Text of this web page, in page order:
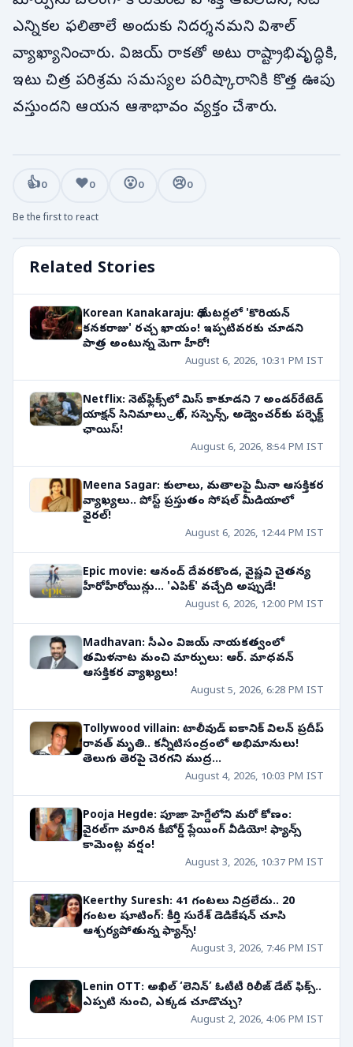
ఎన్నికల ఫలితాలే అందుకు నిదర్శనమని విశాల్
వ్యాఖ్యానించారు. విజయ్ రాకతో అటు రాష్ట్రాభివృద్ధికి,
ఇటు చిత్ర పరిశ్రమ సమస్యల పరిష్కారానికి కొత్త ఊపు
వస్తుందని ఆయన ఆశాభావం వ్యక్తం చేశారు.
Related Stories
Korean Kanakaraju: థియేటర్లలో 'కొరియన్
కనకరాజు' రచ్చ ఖాయం! ఇప్పటివరకు చూడని
పాత్ర అంటున్న మెగా హీరో!
August 6, 2026, 10:31 PM IST
Netflix: నెట్‌ఫ్లిక్స్‌లో మిస్ కాకూడని 7 అండర్‌రేటెడ్
యాక్షన్ సినిమాలు.. థ్రిల్, సస్పెన్స్, అడ్వెంచర్‌కు పర్ఫెక్ట్
ఛాయిస్!
August 6, 2026, 8:54 PM IST
Meena Sagar: కులాలు, మతాలపై మీనా ఆసక్తికర
వ్యాఖ్యలు.. పోస్ట్ ప్రస్తుతం సోషల్ మీడియాలో
వైరల్!
August 6, 2026, 12:44 PM IST
Epic movie: ఆనంద్ దేవరకొండ, వైష్ణవి చైతన్య
హీరోహీరోయిన్లు... 'ఎపిక్' వచ్చేది అప్పుడే!
August 6, 2026, 12:00 PM IST
Madhavan: సీఎం విజయ్ నాయకత్వంలో
తమిళనాట మంచి మార్పులు: ఆర్. మాధవన్
ఆసక్తికర వ్యాఖ్యలు!
August 5, 2026, 6:28 PM IST
Tollywood villain: టాలీవుడ్ ఐకానిక్ విలన్ ప్రదీప్
రావత్ మృతి.. కన్నీటిసంద్రంలో అభిమానులు!
తెలుగు తెరపై చెరగని ముద్ర...
August 4, 2026, 10:03 PM IST
Pooja Hegde: పూజా హెగ్డేలోని మరో కోణం:
వైరల్‌గా మారిన కీబోర్డ్ ప్లేయింగ్ వీడియో! ఫ్యాన్స్
కామెంట్ల వర్షం!
August 3, 2026, 10:37 PM IST
Keerthy Suresh: 41 గంటలు నిద్రలేదు.. 20
గంటల షూటింగ్: కీర్తి సురేశ్ డెడికేషన్ చూసి
ఆశ్చర్యపోతున్న ఫ్యాన్స్!
August 3, 2026, 7:46 PM IST
Lenin OTT: అఖిల్ ‘లెనిన్’ ఓటీటీ రిలీజ్ డేట్ ఫిక్స్..
ఎప్పటి నుంచి, ఎక్కడ చూడొచ్చు?
August 2, 2026, 4:06 PM IST
👍0 ❤️0 😮0 😢0
Be the first to react